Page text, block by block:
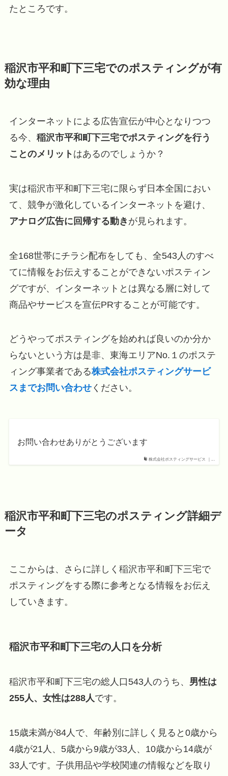
たところです。
稲沢市平和町下三宅でのポスティングが有
効な理由
インターネットによる広告宣伝が中心となりつつ
る今、 稲沢市平和町下三宅でポスティングを行う
ことのメリット はあるのでしょうか？
実は稲沢市平和町下三宅に限らず日本全国におい
て、競争が激化しているインターネットを避け、
アナログ広告に回帰する動き が見られます。
全168世帯にチラシ配布をしても、全543人のすべ
てに情報をお伝えすることができないポスティン
グですが、インターネットとは異なる層に対して
商品やサービスを宣伝PRすることが可能です。
どうやってポスティングを始めれば良いのか分か
らないという方は是非、東海エリアNo.１のポステ
ィング事業者である株式会社ポスティングサービ
スまでお問い合わせください。
株式会社ポスティングサービス ｜...
お問い合わせありがとうございます
稲沢市平和町下三宅のポスティング詳細デ
ータ
ここからは、さらに詳しく稲沢市平和町下三宅で
ポスティングをする際に参考となる情報をお伝え
していきます。
稲沢市平和町下三宅の人口を分析
稲沢市平和町下三宅の総人口543人のうち、 男性は
255人、女性は288人です。
15歳未満が84人で、年齢別に詳しく見ると0歳から
4歳が21人、5歳から9歳が33人、10歳から14歳が
33人です。子供用品や学校関連の情報などを取り